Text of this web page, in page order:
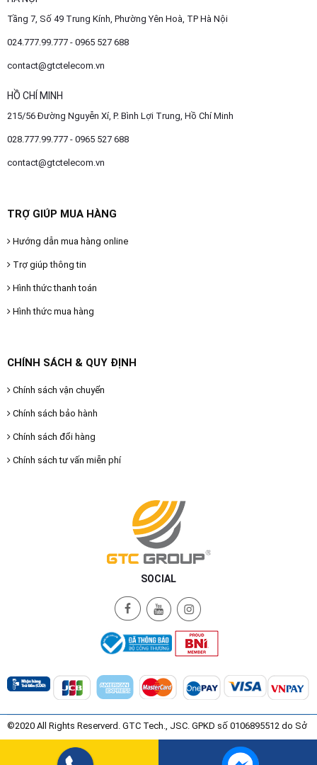
Tầng 7, Số 49 Trung Kính, Phường Yên Hoà, TP Hà Nội
024.777.99.777 - 0965 527 688
contact@gtctelecom.vn
HỒ CHÍ MINH
215/56 Đường Nguyễn Xí, P. Bình Lợi Trung, Hồ Chí Minh
028.777.99.777 - 0965 527 688
contact@gtctelecom.vn
TRỢ GIÚP MUA HÀNG
Hướng dẫn mua hàng online
Trợ giúp thông tin
Hình thức thanh toán
Hình thức mua hàng
CHÍNH SÁCH & QUY ĐỊNH
Chính sách vận chuyển
Chính sách bảo hành
Chính sách đổi hàng
Chính sách tư vấn miễn phí
SOCIAL
©2020 All Rights Reserverd. GTC Tech., JSC. GPKD số 0106895512 do Sở
Kế Hoạch và Đầu Tư Thành Phố Hà Nội Cấp ngày 08/07/2015